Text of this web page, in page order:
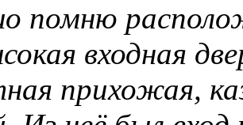
помню
входная
прихожая,